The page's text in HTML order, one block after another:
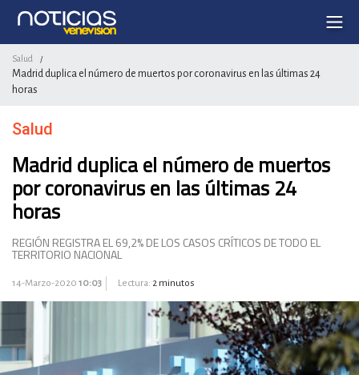
Salud /
Madrid duplica el número de muertos por coronavirus en las últimas 24
horas
Salud
Madrid duplica el número de muertos
por coronavirus en las últimas 24
horas
REGIÓN REGISTRA EL 69,2% DE LOS CASOS CRÍTICOS DE TODO EL
TERRITORIO NACIONAL
14-Marzo-2020 10:03 Lectura: 2 minutos